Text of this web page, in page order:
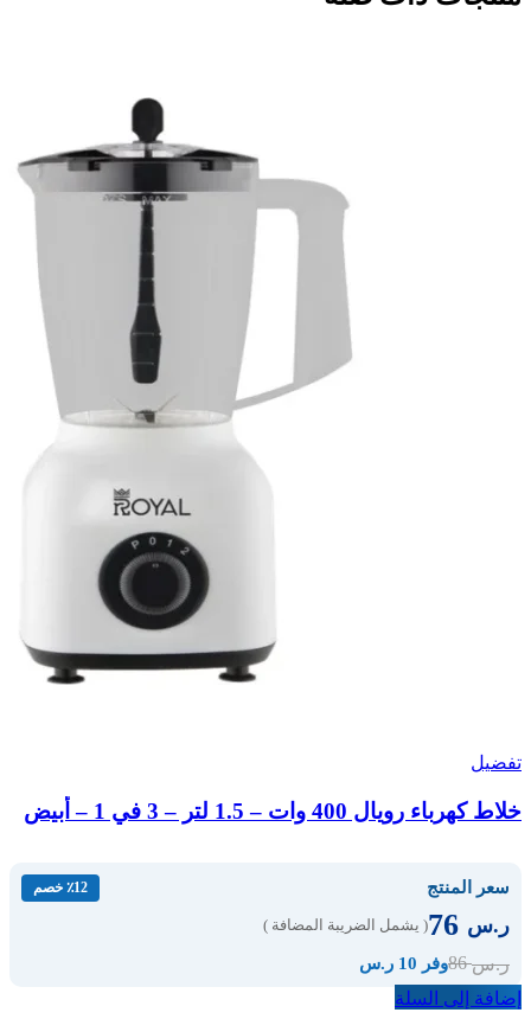
تفضيل
خلاط كهرباء رويال 400 وات – 1.5 لتر – 3 في 1 – أبيض
سعر المنتج ٪12 خصم
ر.س ( يشمل الضريبة المضافة )
ر.س86 وفر 10 ر.س
إضافة إلى السلة